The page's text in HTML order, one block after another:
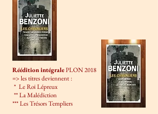
Réédition intégralePLON 2018
=> les titres deviennent :
* Le Roi Lépreux
** La Malédiction
*** Les Trésors Templiers